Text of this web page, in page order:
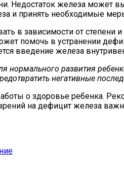
Недостаток железа может
и принять необходимые
в зависимости от степени
помочь в устранении
введение железа
развития
негативные
о здоровье ребенка.
на дефицит железа